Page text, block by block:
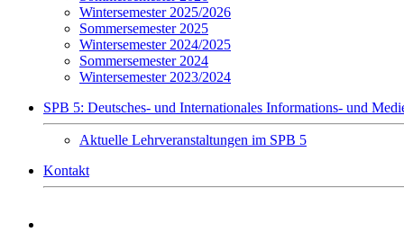
Wintersemester 2025/2026
Sommersemester 2025
Wintersemester 2024/2025
Sommersemester 2024
Wintersemester 2023/2024
SPB 5: Deutsches- und Internationales Informations- und
Aktuelle Lehrveranstaltungen im SPB 5
Kontakt